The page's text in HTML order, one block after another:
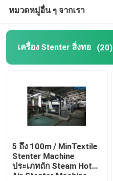
หมวดหมู่อื่น ๆ จากเรา
เครื่อง Stenter สิ่งทอ (20)
5 ถึง 100m / MinTextile
Stenter Machine
ประเภทถัก Steam Hot
Air Stenter Machine